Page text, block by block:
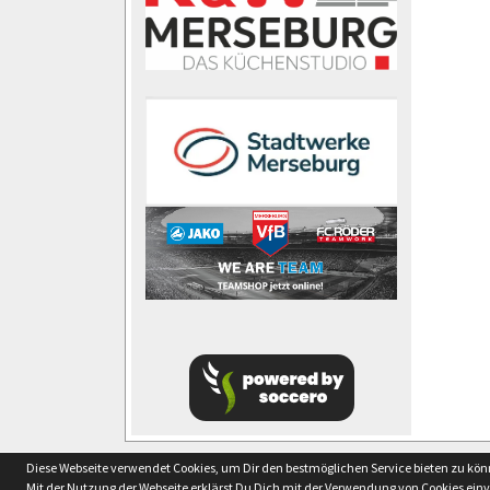
soccero.de
© 2006 - 2026
Diese Webseite verwendet Cookies, um Dir den bestmöglichen Service bieten zu